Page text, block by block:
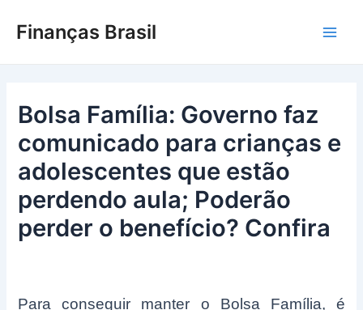
paraFinanças Brasil
Bolsa Família: Governo faz
comunicado para crianças e
adolescentes que estão
perdendo aula; Poderão
perder o benefício? Confira
Para conseguir manter o Bolsa Família, é